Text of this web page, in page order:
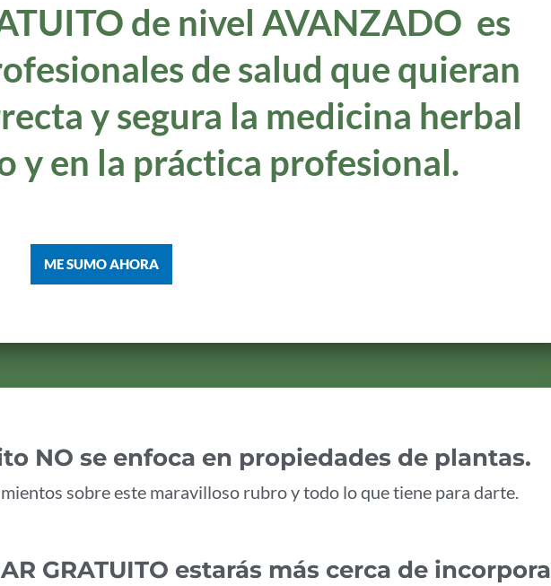
de nivel AVANZADO es
de salud que quieran
y segura la medicina herbal
y en la práctica profesional.
ME SUMO AHORA
NO se enfoca en propiedades de plantas.
sobre este maravilloso rubro y todo lo que tiene para darte.
GRATUITO estarás más cerca de